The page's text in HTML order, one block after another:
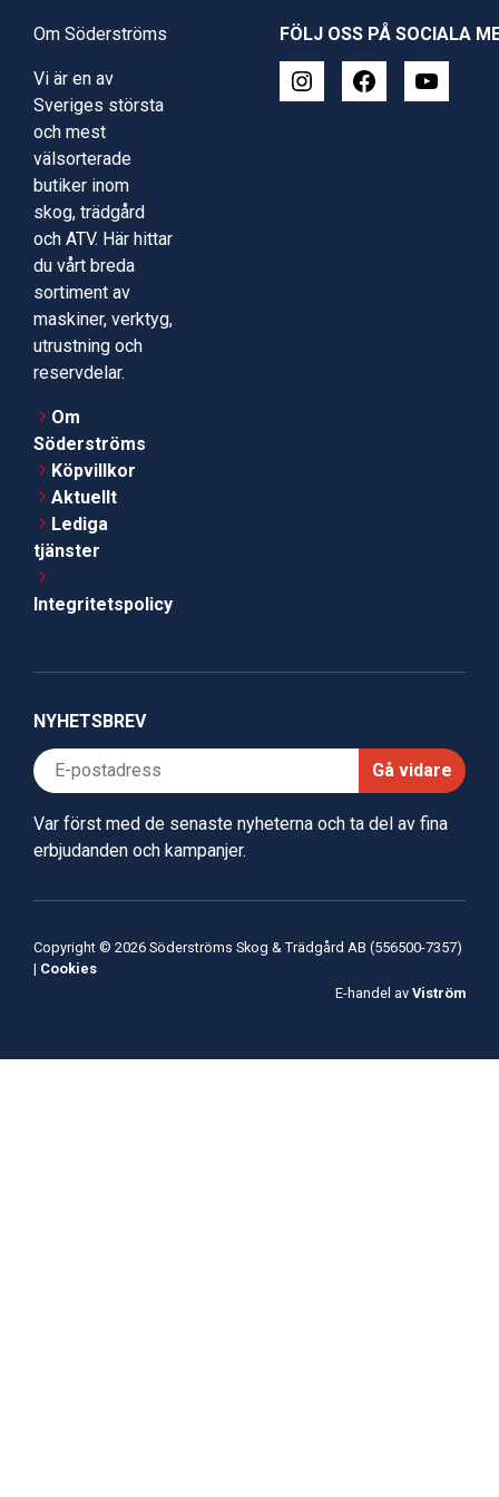
Om Söderströms
Vi är en av
Sveriges största
och mest
välsorterade
butiker inom
skog, trädgård
och ATV. Här hittar
du vårt breda
sortiment av
maskiner, verktyg,
utrustning och
reservdelar.
Om
Söderströms
Köpvillkor
Aktuellt
Lediga
tjänster
Integritetspolicy
FÖLJ OSS PÅ SOCIALA
NYHETSBREV
Gå vidare
Var först med de senaste nyheterna och ta del av fina
erbjudanden och kampanjer.
Copyright © 2026 Söderströms Skog & Trädgård AB (556500-7357)
| Cookies
E-handel av Viström